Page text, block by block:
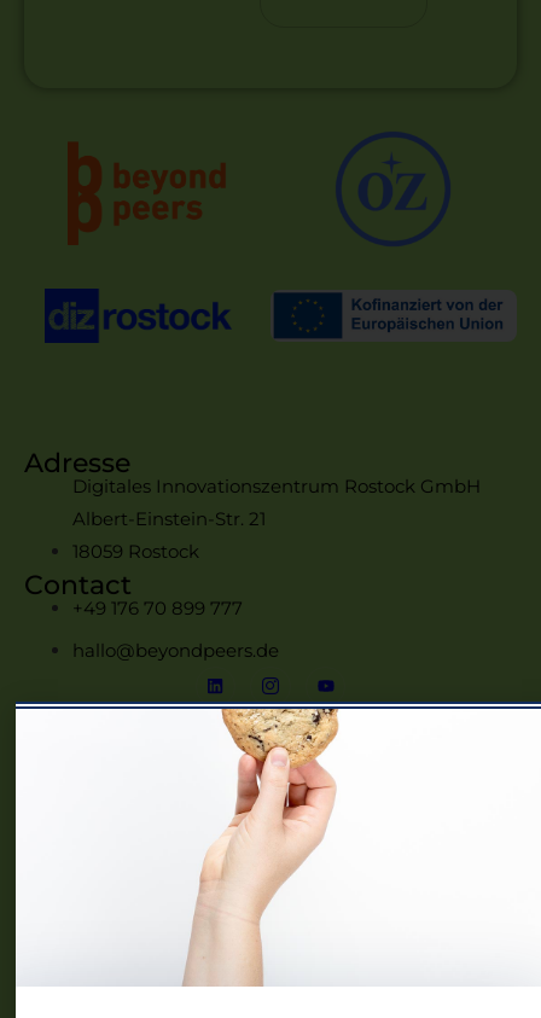
Adresse
Digitales Innovationszentrum Rostock GmbH
Albert-Einstein-Str. 21
18059 Rostock
Contact
+49 176 70 899 777
hallo@beyondpeers.de
Frauennetzwerke MV